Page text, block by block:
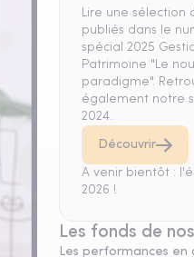
Lire une sélection
publiés dans le
spécial 2025
Patrimoine "Le
paradigme".
également notre
2024.
Découvrir
A venir bientôt :
2026 !
Les fonds de
Les performances en